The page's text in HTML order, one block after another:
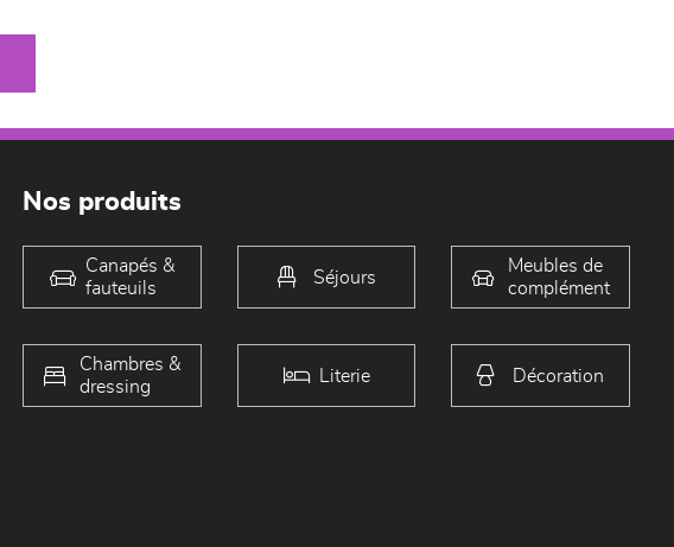
Nos produits
Canapés &
fauteuils
Séjours
Meubles de
complément
Chambres &
dressing
Literie Décoration